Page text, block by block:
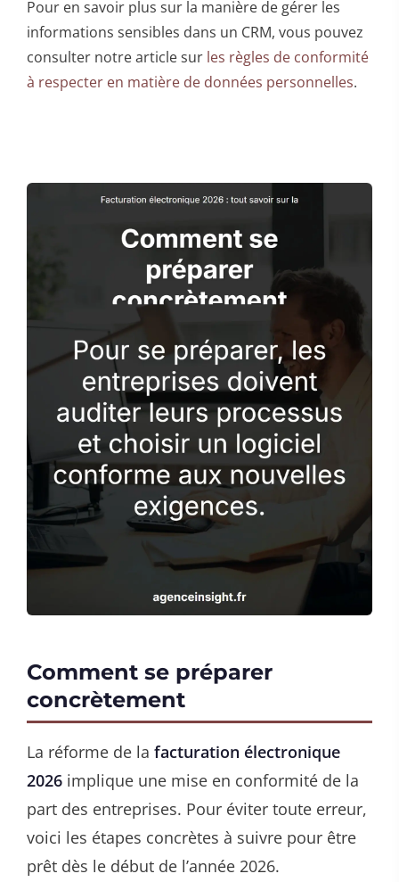
Pour en savoir plus sur la manière de gérer les
informations sensibles dans un CRM, vous pouvez
consulter notre article sur les règles de conformité
à respecter en matière de données personnelles.
Comment se préparer
concrètement
La réforme de la facturation électronique
2026 implique une mise en conformité de la
part des entreprises. Pour éviter toute erreur,
voici les étapes concrètes à suivre pour être
prêt dès le début de l’année 2026.